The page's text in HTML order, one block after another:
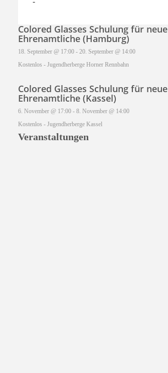
Colored Glasses Schulung für neue
Ehrenamtliche (Hamburg)
18. September @ 17:00- 20. September @ 14:00
Kostenlos - Jugendherberge Horner Rennbahn
Colored Glasses Schulung für neue
Ehrenamtliche (Kassel)
6. November @ 17:00- 8. November @ 14:00
Kostenlos - Jugendherberge Kassel
Veranstaltungen